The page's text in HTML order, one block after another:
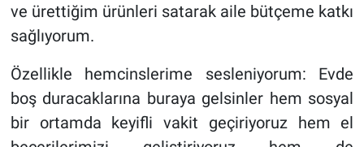
ve ürettiğim ürünleri satarak aile bütçeme katkı
sağlıyorum.
Özellikle hemcinslerime sesleniyorum: Evde
boş duracaklarına buraya gelsinler hem sosyal
bir ortamda keyifli vakit geçiriyoruz hem el